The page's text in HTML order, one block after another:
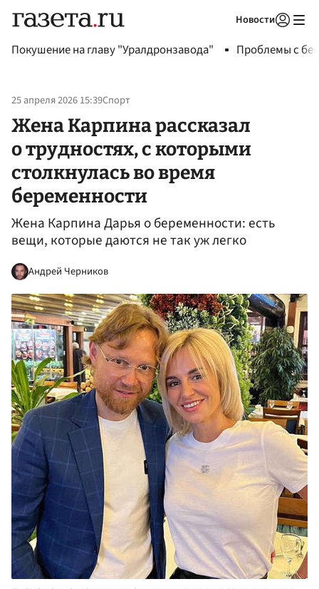
Новости
Покушение на главу "Уралдронзавода" Проблемы с
25 апреля 2026 15:39Спорт
Жена Карпина рассказал
о трудностях, с которыми
столкнулась во время
беременности
Жена Карпина Дарья о беременности: есть
вещи, которые даются не так уж легко
Андрей Черников